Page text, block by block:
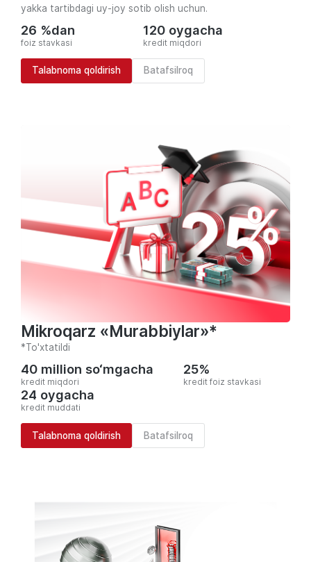
yakka tartibdagi uy-joy sotib olish uchun.
26 %dan
foiz stavkasi
120 oygacha
kredit miqdori
Talabnoma qoldirish Batafsilroq
Mikroqarz «Murabbiylar»*
*To'xtatildi
40 million so‘mgacha
kredit miqdori
25%
kredit foiz stavkasi
24 oygacha
kredit muddati
Talabnoma qoldirish Batafsilroq